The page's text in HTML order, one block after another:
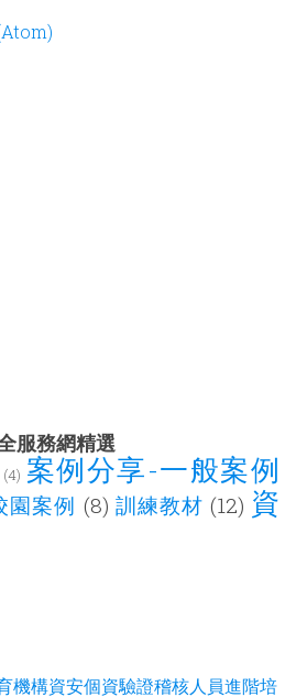
服務網精選
(4) 案例分享-一般案例
園案例 (8) 訓練教材 (12) 資
機構資安個資驗證稽核人員進階培